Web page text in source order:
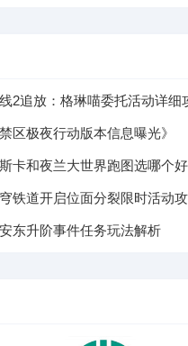
2追放：格琳喵委托活动详细
禁区极夜行动版本信息曝光》
铁道开启位面分裂限时活动
东升阶事件任务玩法解析